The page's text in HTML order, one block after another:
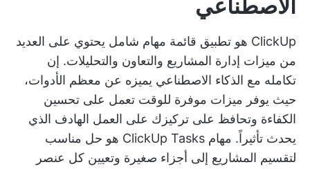
الاصطناعي
ClickUp هو تطبيق قائمة مهام شامل يحتوي على العديد
من ميزات إدارة المشاريع والتعاون والتحليلات. إن
تكامله مع الذكاء الاصطناعي يميزه عن معظم الأدوات،
حيث يوفر ميزات موفرة للوقت تعمل على تحسين
الكفاءة وتحافظ على تركيزك على العمل الهادف الذي
يحدث تأثيراً. مهام ClickUp Tasks
هو حل مناسب
لتقسيم المشاريع إلى أجزاء صغيرة وتعيين كل عنصر